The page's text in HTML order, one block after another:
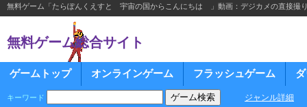
無料ゲーム「たらぽんくえすと 宇宙の国からこんにちは 」動画：デジカメの直接撮
無料ゲーム総合サイト
ゲームトップ オンラインゲーム フラッシュゲーム
キーワード ジャンル詳細